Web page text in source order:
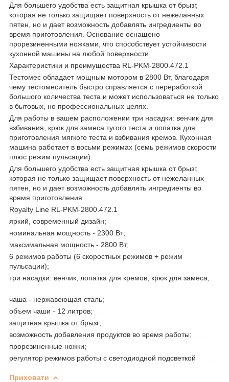
Для большего удобства есть защитная крышка от брызг,
которая не только защищает поверхность от нежеланных
пятен, но и дает возможность добавлять ингредиенты во
время приготовления. Основание оснащено
прорезиненными ножками, что способствует устойчивости
кухонной машины на любой поверхности.
Характеристики и преимущества RL-PKM-2800.472.1
Тестомес обладает мощным мотором в 2800 Вт, благодаря
чему тестомеситель быстро справляется с переработкой
большого количества теста и может использоваться не только
в бытовых, но профессиональных целях.
Для работы в вашем расположении три насадки: венчик для
взбивания, крюк для замеса тугого теста и лопатка для
приготовления мягкого теста и взбивания кремов. Кухонная
машина работает в восьми режимах (семь режимов скорости
плюс режим пульсации).
Для большего удобства есть защитная крышка от брызг,
которая не только защищает поверхность от нежеланных
пятен, но и дает возможность добавлять ингредиенты во
время приготовления.
Royalty Line RL-PKM-2800.472.1
яркий, современный дизайн;
номинальная мощность - 2300 Вт;
максимальная мощность - 2800 Вт;
6 режимов работы (6 скоростных режимов + режим
пульсации);
три насадки: венчик, лопатка для кремов, крюк для замеса;
чаша - нержавеющая сталь;
объем чаши - 12 литров;
защитная крышка от брызг;
возможность добавления продуктов во время работы;
прорезиненные ножки;
регулятор режимов работы с светодиодной подсветкой
Приховати